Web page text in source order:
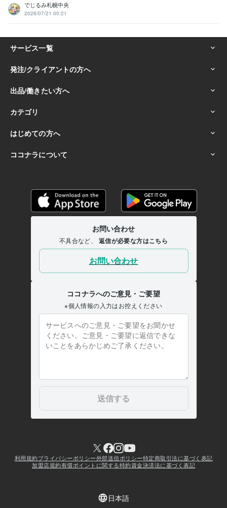
でじるみ札幌中央
2026/07/21 00:21